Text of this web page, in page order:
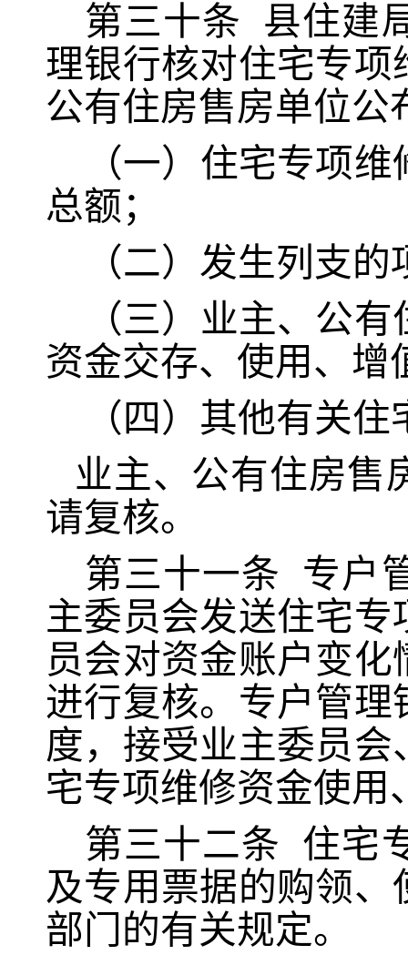
第三十条
县住建
理银行核对住宅专
公有住房售房单位公
（一）住宅专项
总额；
（二）发生列支
（三）业主、公
资金交存、使用、增
（四）其他有关
业主、公有住房售
请复核。
第三十一条
专户
主委员会发送住宅
员会对资金账户变
进行复核。 专户管理
度，接受业主委员
宅专项维修资金使用
第三十二条
住宅
及专用票据的购领
部门的有关规定。